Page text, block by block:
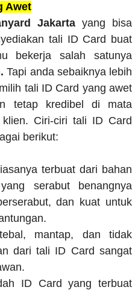
Awet
Jakarta yang bisa
tali ID Card buat
bekerja salah satunya
Tapi anda sebaiknya lebih
tali ID Card yang awet
tetap kredibel di mata
Ciri-ciri tali ID Card
berikut:
terbuat dari bahan
serabut benangnya
dan kuat untuk
mantap, dan tidak
dari tali ID Card sangat
ID Card yang terbuat